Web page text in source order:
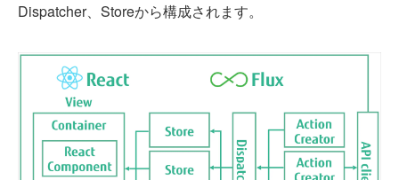
Dispatcher、Storeから構成されます。